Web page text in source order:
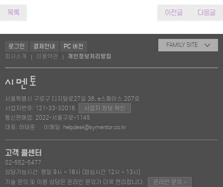
목록 이전글 다음글
로그인 결제안내
PC 버전
회사소개
이용약관 개인정보처리방침
FAMILY SITE
서울특별시 구로구 디지털로27길 36, e스페이스 207호
사업자번호: 121-33-32016
사업자 정보 확인
통신판매업: 2022-서울구로-1145
대표: 하태훈
이메일: helpdesk@symentor.co.kr
고객 콜센터
02-552-5477
상담가능시간: 평일 9시 ~ 18시 (점심시간 12시 ~ 13시)
기술 문의 및 이용 상담은 온라인 문의가 더욱 편리합니다.
온라인 문의 >